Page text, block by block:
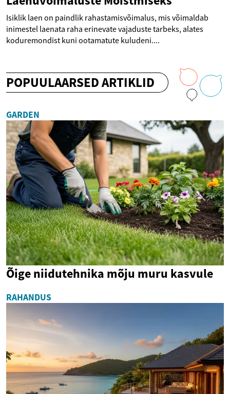
Isiklik laen on paindlik rahastamisvõimalus, mis võimaldab
inimestel laenata raha erinevate vajaduste tarbeks, alates
koduremondist kuni ootamatute kuludeni....
POPUULAARSED ARTIKLID
GARDEN
Õige niidutehnika mõju muru kasvule
RAHANDUS